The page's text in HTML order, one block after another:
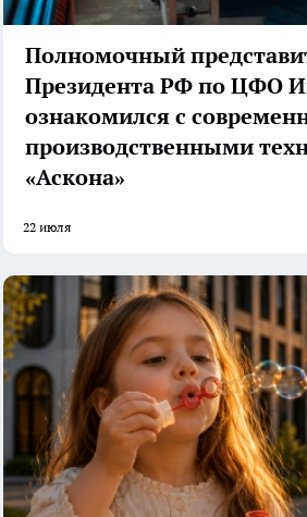
Полномочный
Президента РФ по ЦФО
ознакомился с
производственными
«Аскона»
22 июля